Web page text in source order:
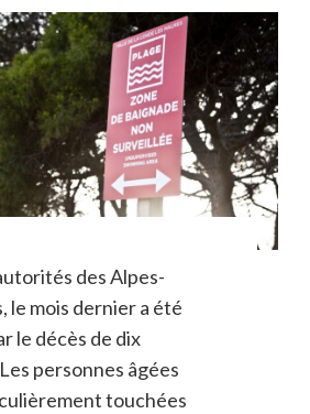
des Alpes-
le mois dernier a été
le décès de dix
personnes âgées
touchées